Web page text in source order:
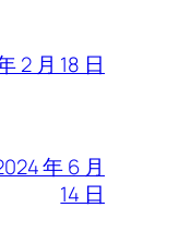
2 月 18 日
年 6 月
14 日